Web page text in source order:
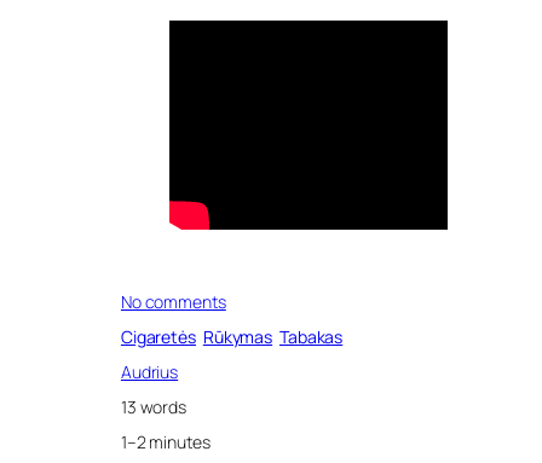
No commentso
I
Cigaretės Rūkymas Tabakas
Audrius
13 words
1–2 minutes